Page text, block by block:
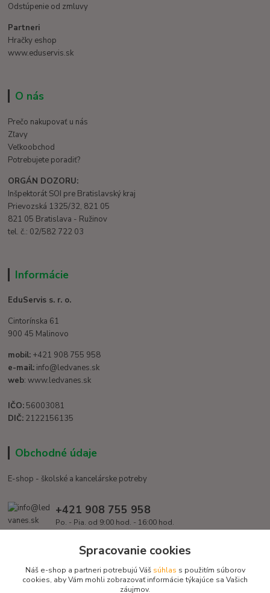
Odstúpenie od zmluvy
Partneri
Hračky eshop
www.eduservis.sk
O nás
Prečo nakupovať u nás
Zľavy
Veľkoobchod
Potrebujete poradiť?
ORGÁN DOZORU:
Inšpektorát SOI pre Bratislavský kraj
Prievozská 1325/32, 821 05
821 05 Bratislava - Ružinov
tel. č.: 02/582 722 03
Informácie
EduServis s. r. o.
Cintorínska 61
900 45 Malinovo
mobil: +421 908 755 958
e-mail: info@ledvanes.sk
web: www.ledvanes.sk
IČO: 56003081
DIČ: 2122156135
Obchodné údaje
E-shop - školské a kancelárske potreby
+421 908 755 958
Po. - Pia. od 9:00 hod. - 16:00 hod.
info@ledvanes.skSpracovanie cookies
Náš e-shop a partneri potrebujú Váš súhlas s použitím súborov
cookies, aby Vám mohli zobrazovať informácie týkajúce sa Vašich
záujmov.